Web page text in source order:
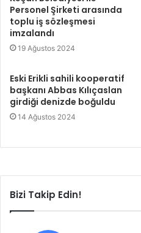
Personel Şirketi arasında
toplu iş sözleşmesi
imzalandı
19 Ağustos 2024
Eski Erikli sahili kooperatif
başkanı Abbas Kılıçaslan
girdiği denizde boğuldu
14 Ağustos 2024
Bizi Takip Edin!